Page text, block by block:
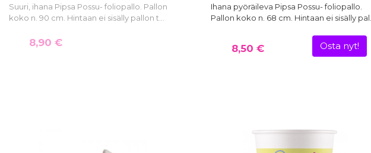
Suuri, ihana Pipsa Possu- foliopallo. Pallon
koko n. 90 cm. Hintaan ei sisälly pallon t…
8,90 €
Ihana pyöräileva Pipsa Possu- foliopallo.
Pallon koko n. 68 cm. Hintaan ei sisälly pal…
8,50 € Osta nyt!